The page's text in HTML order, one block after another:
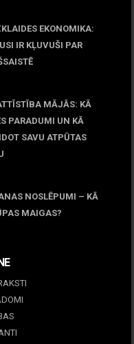
EKONOMIKA:
IR KĻUVUŠI PAR
MĀJĀS: KĀ
PARADUMI UN KĀ
SAVU ATPŪTAS
NOSLĒPUMI – KĀ
MAIGAS?